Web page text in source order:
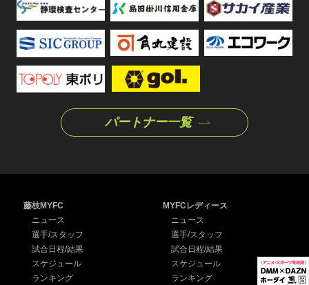
パートナー一覧
藤枝MYFC
ニュース
選手/スタッフ
試合日程/結果
スケジュール
ランキング
MYFCレディース
ニュース
選手/スタッフ
試合日程/結果
スケジュール
ランキング